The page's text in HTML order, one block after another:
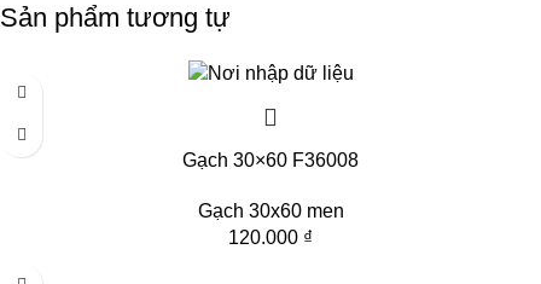
Sản phẩm tương tự
Gạch 30×60 F36008
Gạch 30x60 men
120.000 ₫